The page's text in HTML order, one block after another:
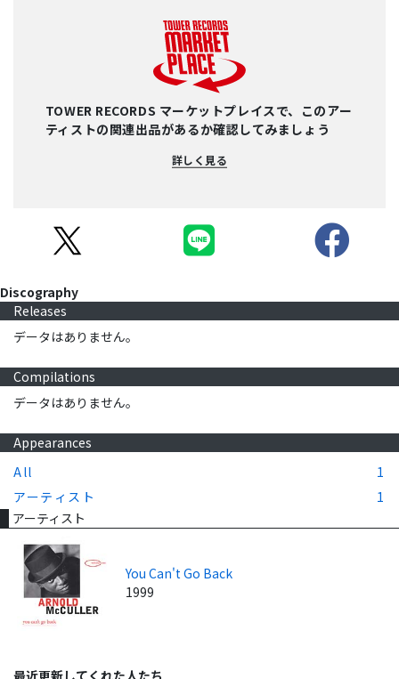
TOWER RECORDS マーケットプレイスで、このアー
ティストの関連出品があるか確認してみましょう
詳しく見る
Discography
Releases
データはありません。
Compilations
データはありません。
Appearances
All
1
アーティスト
1
アーティスト
You Can't Go Back
1999